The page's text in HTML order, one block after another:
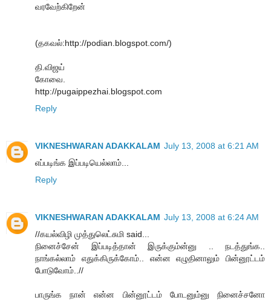
வரவேற்கிறேன்
(தகவல்:http://podian.blogspot.com/)
தி.விஜய்
கோவை.
http://pugaippezhai.blogspot.com
Reply
VIKNESHWARAN ADAKKALAM July 13, 2008 at 6:21 AM
எப்படிங்க இப்படியெல்லாம்...
Reply
VIKNESHWARAN ADAKKALAM July 13, 2008 at 6:24 AM
//கயல்விழி முத்துலெட்சுமி said...
நினைச்சேன் இப்படித்தான் இருக்கும்ன்னு .. நடத்துங்க..
நாங்கல்லாம் எதுக்கிருக்கோம்.. என்ன எழுதினாலும் பின்னூட்டம்
போடுவோம்..//
பாருங்க நான் என்ன பின்னூட்டம் போடனும்னு நினைச்சனோ